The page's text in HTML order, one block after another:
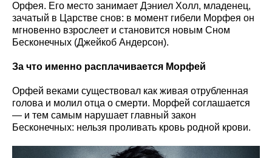
Орфея. Его место занимает Дэниел Холл, младенец,
зачатый в Царстве снов: в момент гибели Морфея он
мгновенно взрослеет и становится новым Сном
Бесконечных (Джейкоб Андерсон).
За что именно расплачивается Морфей
Орфей веками существовал как живая отрубленная
голова и молил отца о смерти. Морфей соглашается
— и тем самым нарушает главный закон
Бесконечных: нельзя проливать кровь родной крови.